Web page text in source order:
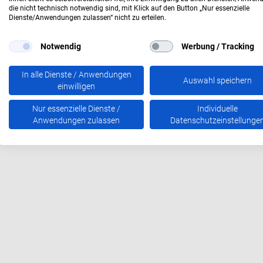
die nicht technisch notwendig sind, mit Klick auf den Button „Nur essenzielle
Dienste/Anwendungen zulassen“ nicht zu erteilen.
Notwendig Werbung / Tracking
In alle Dienste / Anwendungen
einwilligen
Auswahl speichern
Nur essenzielle Dienste /
Anwendungen zulassen
Individuelle